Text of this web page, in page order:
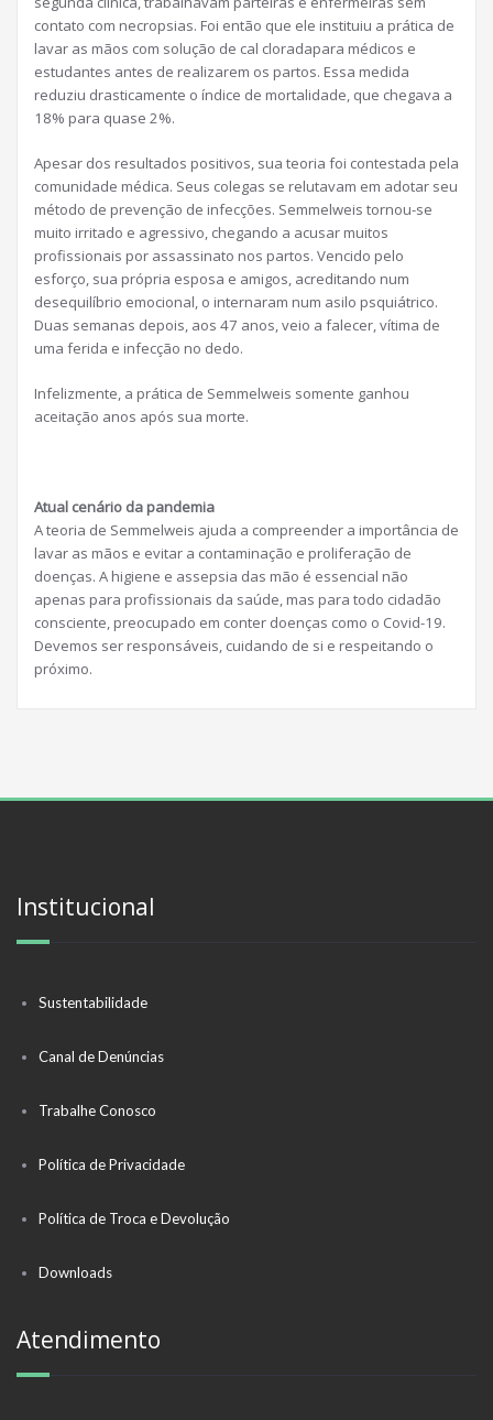
contato com necropsias. Foi então que ele instituiu a prática de
lavar as mãos com solução de cal cloradapara médicos e
estudantes antes de realizarem os partos. Essa medida
reduziu drasticamente o índice de mortalidade, que chegava a
18% para quase 2%.
Apesar dos resultados positivos, sua teoria foi contestada pela
comunidade médica. Seus colegas se relutavam em adotar seu
método de prevenção de infecções. Semmelweis tornou-se
muito irritado e agressivo, chegando a acusar muitos
profissionais por assassinato nos partos. Vencido pelo
esforço, sua própria esposa e amigos, acreditando num
desequilíbrio emocional, o internaram num asilo psquiátrico.
Duas semanas depois, aos 47 anos, veio a falecer, vítima de
uma ferida e infecção no dedo.
Infelizmente, a prática de Semmelweis somente ganhou
aceitação anos após sua morte.
Atual cenário da pandemia
A teoria de Semmelweis ajuda a compreender a importância de
lavar as mãos e evitar a contaminação e proliferação de
doenças. A higiene e assepsia das mão é essencial não
apenas para profissionais da saúde, mas para todo cidadão
consciente, preocupado em conter doenças como o Covid-19.
Devemos ser responsáveis, cuidando de si e respeitando o
próximo.
Institucional
Sustentabilidade
Canal de Denúncias
Trabalhe Conosco
Política de Privacidade
Política de Troca e Devolução
Downloads
Atendimento